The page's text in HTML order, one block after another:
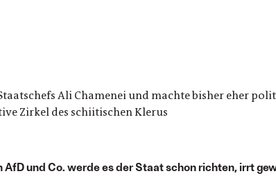
Ali Chamenei und machte bisher eher
Zirkel des schiitischen Klerus
AfD und Co. werde es der Staat schon richten, irrt